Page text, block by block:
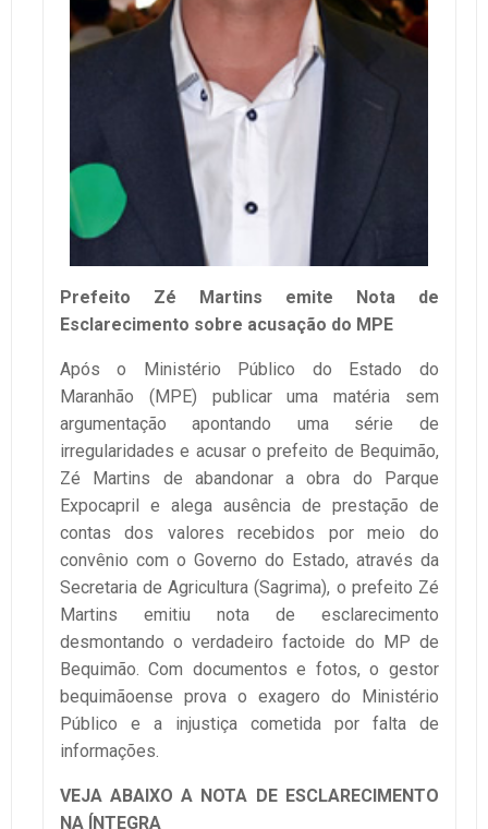
Prefeito Zé Martins emite Nota de
Esclarecimento sobre acusação do MPE
Após o Ministério Público do Estado do
Maranhão (MPE) publicar uma matéria sem
argumentação apontando uma série de
irregularidades e acusar o prefeito de Bequimão,
Zé Martins de abandonar a obra do Parque
Expocapril e alega ausência de prestação de
contas dos valores recebidos por meio do
convênio com o Governo do Estado, através da
Secretaria de Agricultura (Sagrima), o prefeito Zé
Martins emitiu nota de esclarecimento
desmontando o verdadeiro factoide do MP de
Bequimão. Com documentos e fotos, o gestor
bequimãoense prova o exagero do Ministério
Público e a injustiça cometida por falta de
informações.
VEJA ABAIXO A NOTA DE ESCLARECIMENTO
NA ÍNTEGRA